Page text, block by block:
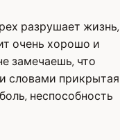
разрушает жизнь,
очень хорошо и
замечаешь, что
словами прикрытая
неспособность